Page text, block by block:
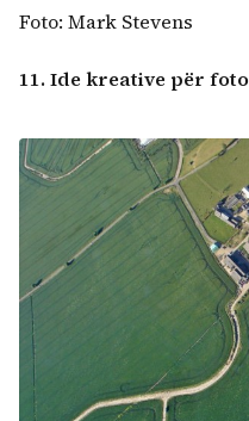
Foto: Mark Stevens
11. Ide kreative për foto